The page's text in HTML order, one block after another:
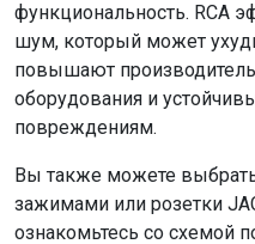
функциональность. RCA
шум, который может
повышают
оборудования и
повреждениям.
Вы также можете
зажимами или розетки
ознакомьтесь со схемой